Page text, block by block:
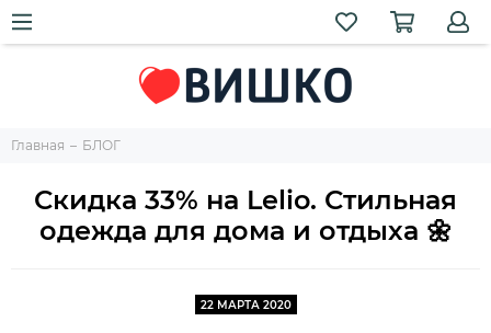
Главная БЛОГ
Скидка 33% на Lelio. Стильная
одежда для дома и отдыха 🌼
22 МАРТА 2020